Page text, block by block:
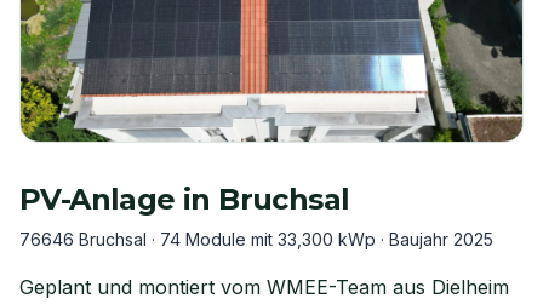
PV-Anlage in Bruchsal
76646 Bruchsal · 74 Module mit 33,300 kWp · Baujahr 2025
Geplant und montiert vom WMEE-Team aus Dielheim